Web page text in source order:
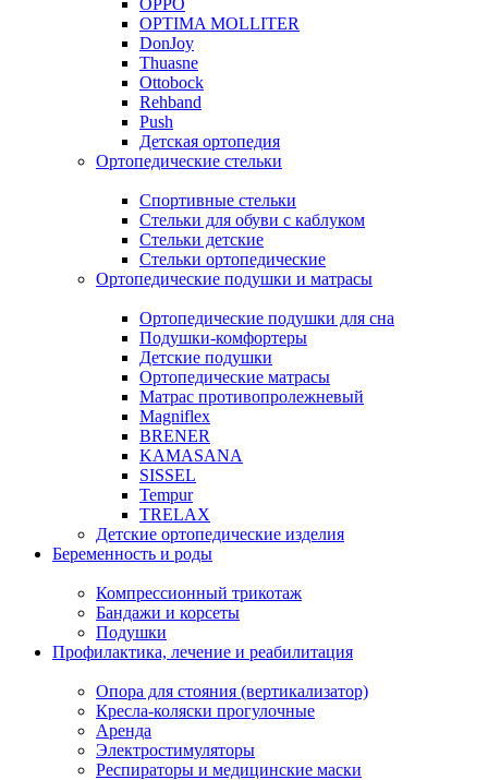
OPPO
OPTIMA MOLLITER
DonJoy
Thuasne
Ottobock
Rehband
Push
Детская ортопедия
Ортопедические стельки
Спортивные стельки
Стельки для обуви с каблуком
Стельки детские
Стельки ортопедические
Ортопедические подушки и матрасы
Ортопедические подушки для сна
Подушки-комфортеры
Детские подушки
Ортопедические матрасы
Матрас противопролежневый
Magniflex
BRENER
KAMASANA
SISSEL
Tempur
TRELAX
Детские ортопедические изделия
Беременность и роды
Компрессионный трикотаж
Бандажи и корсеты
Подушки
Профилактика, лечение и реабилитация
Опора для стояния (вертикализатор)
Кресла-коляски прогулочные
Аренда
Электростимуляторы
Респираторы и медицинские маски